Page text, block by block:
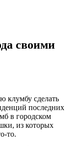
своими
клумбу сделать
последних
в городском
из которых
то.